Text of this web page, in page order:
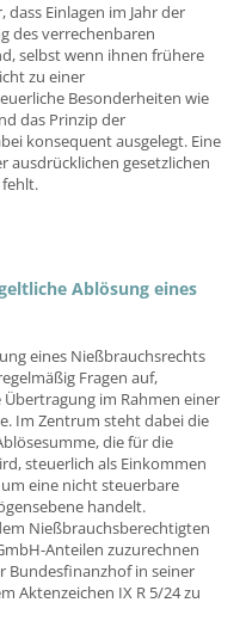
Einlagen im Jahr der
des verrechenbaren
selbst wenn ihnen frühere
zu einer
Besonderheiten wie
das Prinzip der
konsequent ausgelegt. Eine
ausdrücklichen gesetzlichen
fehlt.
Ablösung eines
eines Nießbrauchsrechts
Fragen auf,
im Rahmen einer
Im Zentrum steht dabei die
die für die
steuerlich als Einkommen
eine nicht steuerbare
handelt.
Nießbrauchsberechtigten
Anteilen zuzurechnen
Bundesfinanzhof in seiner
Aktenzeichen IX R 5/24 zu